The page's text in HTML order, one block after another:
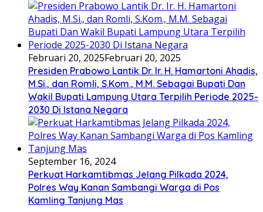
Februari 20, 2025Februari 20, 2025
Presiden Prabowo Lantik Dr. Ir. H. Hamartoni Ahadis,
M.Si., dan Romli, S.Kom., M.M. Sebagai Bupati Dan
Wakil Bupati Lampung Utara Terpilih Periode 2025-
2030 Di Istana Negara
September 16, 2024
Perkuat Harkamtibmas Jelang Pilkada 2024,
Polres Way Kanan Sambangi Warga di Pos
Kamling Tanjung Mas